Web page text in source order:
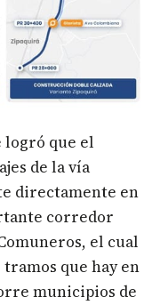
logró que el
de la vía
directamente en
corredor
el cual
que hay en
municipios de